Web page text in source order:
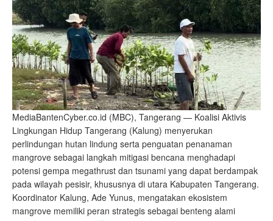
MediaBantenCyber.co.id (MBC), Tangerang — Koalisi Aktivis
Lingkungan Hidup Tangerang (Kalung) menyerukan
perlindungan hutan lindung serta penguatan penanaman
mangrove sebagai langkah mitigasi bencana menghadapi
potensi gempa megathrust dan tsunami yang dapat berdampak
pada wilayah pesisir, khususnya di utara Kabupaten Tangerang.
Koordinator Kalung, Ade Yunus, mengatakan ekosistem
mangrove memiliki peran strategis sebagai benteng alami